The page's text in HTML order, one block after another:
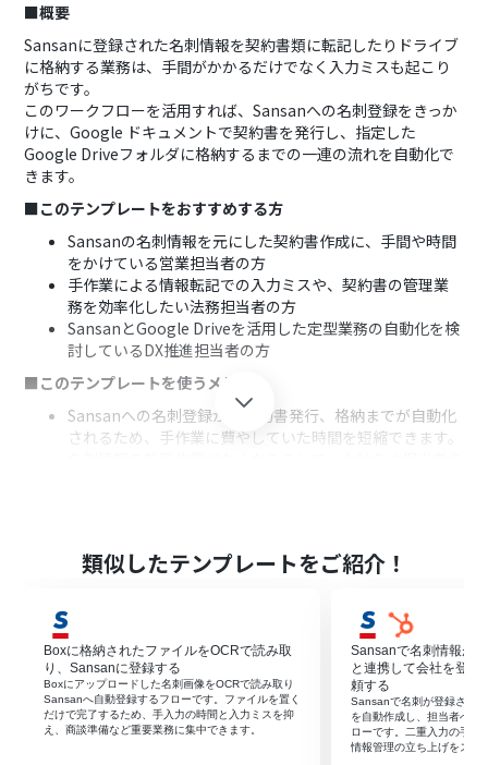
■概要
Sansanに登録された名刺情報を契約書類に転記したりドライブ
に格納する業務は、手間がかかるだけでなく入力ミスも起こり
がちです。
このワークフローを活用すれば、Sansanへの名刺登録をきっか
けに、Google ドキュメントで契約書を発行し、指定した
Google Driveフォルダに格納するまでの一連の流れを自動化で
きます。
■このテンプレートをおすすめする方
Sansanの名刺情報を元にした契約書作成に、手間や時間
をかけている営業担当者の方
手作業による情報転記での入力ミスや、契約書の管理業
務を効率化したい法務担当者の方
SansanとGoogle Driveを活用した定型業務の自動化を検
討しているDX推進担当者の方
■このテンプレートを使うメリット
Sansanへの名刺登録から契約書発行、格納までが自動化
されるため、手作業に費やしていた時間を短縮できます。
はじめに、SansanとGoogle ドキュメントをYoomと連携
次に、トリガーでSansanを選択し、「名刺情報が登録さ
れたら」というアクションを設定します。
最後に、オペレーションでGoogle ドキュメントの「書類
を発行する」アクションを設定し、Sansanから取得した
情報を元に契約書を発行します。
※「トリガー」：フロー起動のきっかけとなるアクション、「オ
ペレーション」：トリガー起動後、フロー内で処理を行うアク
類似したテンプレートをご紹介！
Boxに格納されたファイルをOCRで読み取
り、Sansanに登録する
Boxにアップロードした名刺画像をOCRで読み取り
Sansanへ自動登録するフローです。ファイルを置く
だけで完了するため、手入力の時間と入力ミスを抑
え、商談準備など重要業務に集中できます。
Sansanで名刺情報が
と連携して会社を登録
頼する
Sansanで名刺が登録され
を自動作成し、担当者への
ローです。二重入力の手間
情報管理の立ち上げをスム